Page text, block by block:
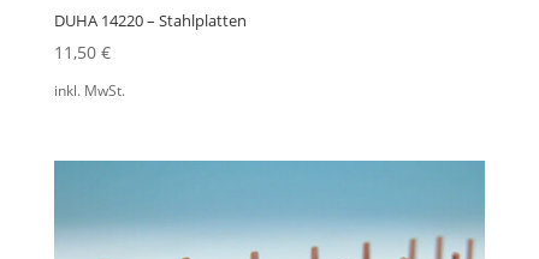
DUHA 14220 – Stahlplatten
11,50 €
inkl. MwSt.